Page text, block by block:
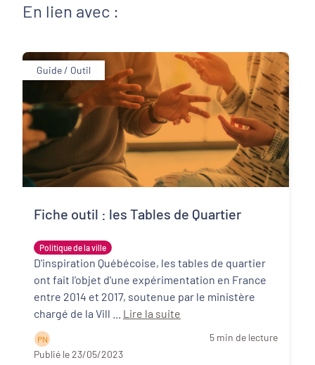
En lien avec :
Guide / Outil
Politique de la ville
Fiche outil : les Tables de Quartier
D'inspiration Québécoise, les tables de quartier
ont fait l'objet d'une expérimentation en France
entre 2014 et 2017, soutenue par le ministère
Lire la suite
P N
5 min de lecture
Publié le 23/05/2023